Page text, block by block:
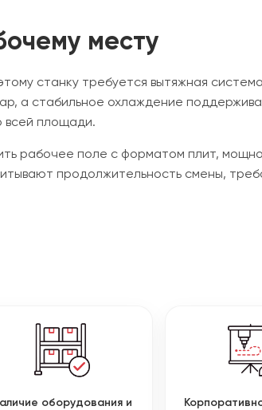
месту
станку требуется вытяжная
а стабильное охлаждение
всей площади.
рабочее поле с форматом плит,
продолжительность смены,
оборудования и